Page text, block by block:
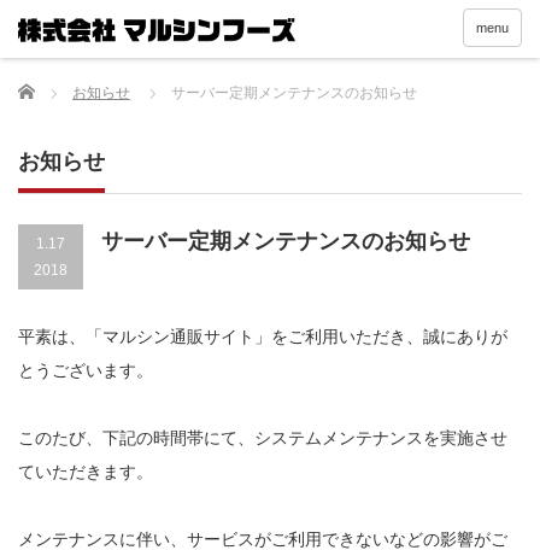
menu
Home お知らせ サーバー定期メンテナンスのお知らせ
お知らせ
1.17
2018
サーバー定期メンテナンスのお知らせ
平素は、「マルシン通販サイト」をご利用いただき、誠にありが
とうございます。
このたび、下記の時間帯にて、システムメンテナンスを実施させ
ていただきます。
メンテナンスに伴い、サービスがご利用できないなどの影響がご